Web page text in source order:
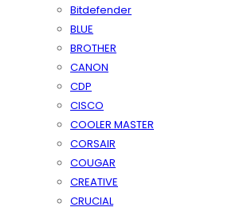
Bitdefender
BLUE
BROTHER
CANON
CDP
CISCO
COOLER MASTER
CORSAIR
COUGAR
CREATIVE
CRUCIAL